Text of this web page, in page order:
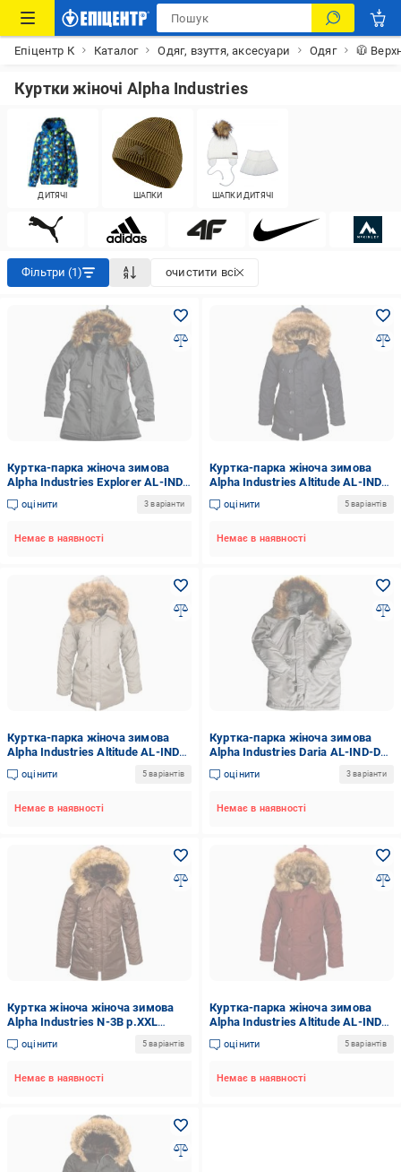
Епіцентр К Каталог Одяг, взуття, аксесуари Одяг 🧥
Куртки жіночі Alpha Industries
ДИТЯЧІ ШАПКИ ШАПКИ ДИТЯЧІ
Фільтри (1) очистити всі
Куртка-парка жіноча зимова
Alpha Industries Explorer AL-IND-
EX-GR р.XS grey
оцінити 3 варіанти
Немає в наявності
Куртка-парка жіноча зимова
Alpha Industries Altitude AL-IND-
AL-BLU р.S синя
оцінити 5 варіантів
Немає в наявності
Куртка-парка жіноча зимова
Alpha Industries Altitude AL-IND-
AL-GR р.L зелена
оцінити 5 варіантів
Немає в наявності
Куртка-парка жіноча зимова
Alpha Industries Daria AL-IND-DA-
GR р.XL grey
оцінити 3 варіанти
Немає в наявності
Куртка жіноча жіноча зимова
Alpha Industries N-3B р.XXL
какао
оцінити 5 варіантів
Немає в наявності
Куртка-парка жіноча зимова
Alpha Industries Altitude AL-IND-
AL-R р.S червона
оцінити 5 варіантів
Немає в наявності